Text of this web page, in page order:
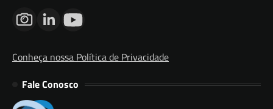
Conheça nossa Política de Privacidade
Fale Conosco